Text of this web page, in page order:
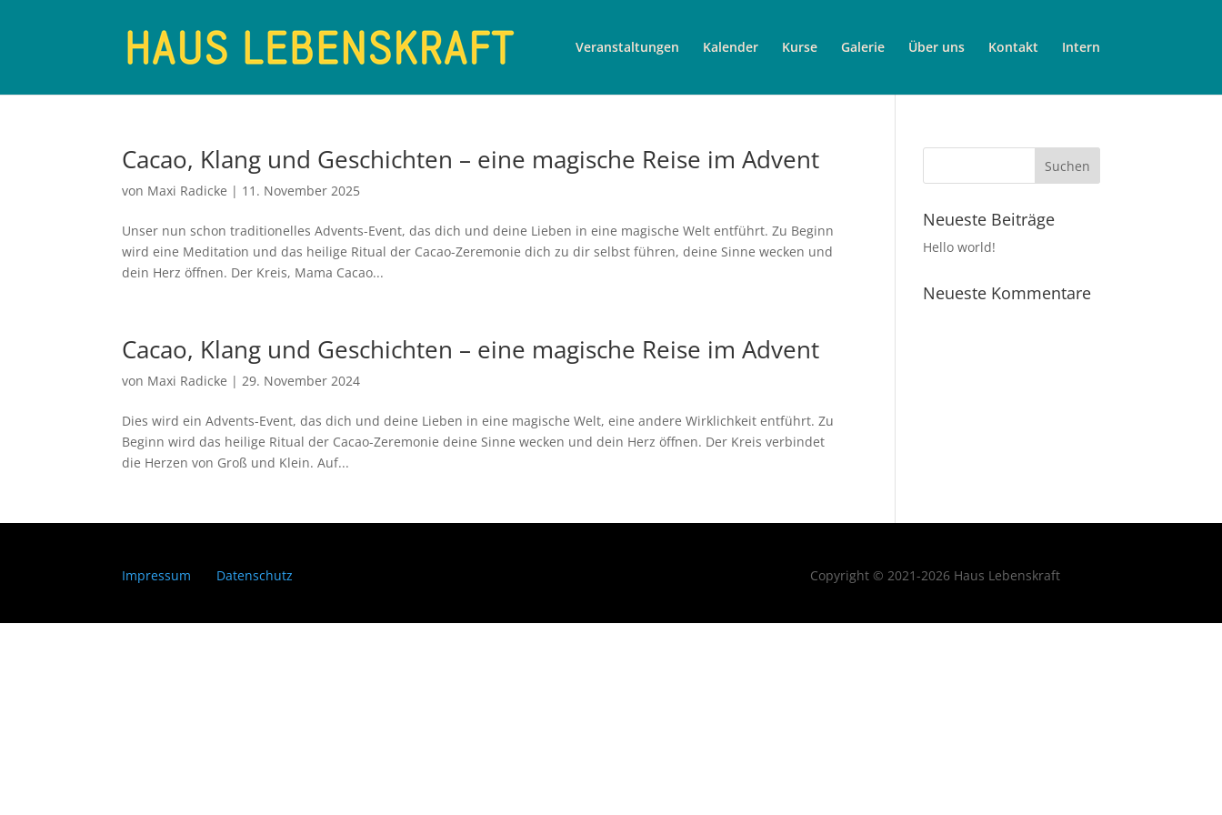
Veranstaltungen Kalender Kurse Galerie Über uns Kontakt Intern
Cacao, Klang und Geschichten – eine magische Reise im Advent
von Maxi Radicke | 11. November 2025
Unser nun schon traditionelles Advents-Event, das dich und deine Lieben in eine magische Welt entführt. Zu Beginn
wird eine Meditation und das heilige Ritual der Cacao-Zeremonie dich zu dir selbst führen, deine Sinne wecken und
dein Herz öffnen. Der Kreis, Mama Cacao...
Cacao, Klang und Geschichten – eine magische Reise im Advent
von Maxi Radicke |29. November 2024
Dies wird ein Advents-Event, das dich und deine Lieben in eine magische Welt, eine andere Wirklichkeit entführt. Zu
Beginn wird das heilige Ritual der Cacao-Zeremonie deine Sinne wecken und dein Herz öffnen. Der Kreis verbindet
die Herzen von Groß und Klein. Auf...
Neueste Beiträge
Hello world!
Neueste Kommentare
Impressum Datenschutz Copyright © 2021-2026 Haus Lebenskraft